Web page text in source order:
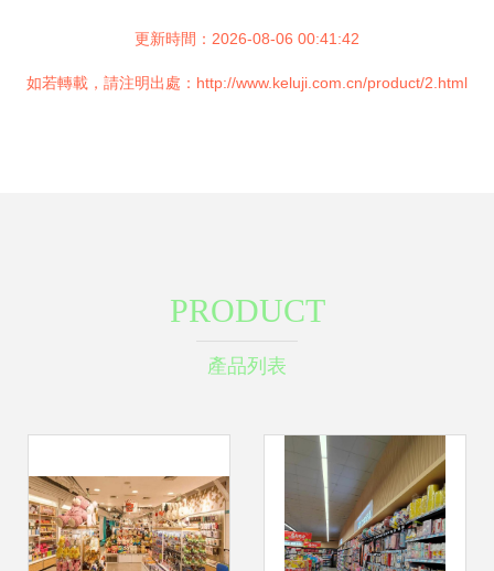
更新時間：2026-08-06 00:41:42
如若轉載，請注明出處：http://www.keluji.com.cn/product/2.html
PRODUCT
產品列表